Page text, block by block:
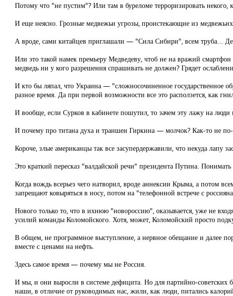
Потому что "не пустим"? Или там в буреломе терроризировать некого,
И еще неясно. Грозные медвежьи угрозы, проистекающие из
А вроде, сами китайцев приглашали — "Сила Сибири", всем труба...
Или это такой намек премьеру Медведеву, чтоб не на вражий
медведь ни у кого разрешения спрашивать не должен? Грядет
И кто бы ляпал, что Украина — "сложносочиненное государственное
разное время. Да при первой возможности все это расползется, как
И вообще, если Сурков в кабинете пошутил, то зачем эту лажу на люди
И почему про титана духа и траншеи Гиркина — молчок? Как-то не по-
Короче, злые американцы так все засупердержавили, что некуда
Это краткий пересказ "валдайской речи" президента Путина.
Когда вождь всерьез чего натворил, вроде аннексии Крыма, а потом
запрещают ковыряться в носу, потом на "телефонной встрече с
Нового только то, что в ихнюю "новороссию", оказывается, уже не
усилий команды Коломойского. Хотя, может, Коломойский просто
В общем, не программное выступление, а нервное обещание и далее
вместе с ценами на нефть.
Здесь самое время — почему мы не Россия.
И мы, и они выросли в системе дефицита. Но для партийно-советских
наши, в отличие от руководимых нас, жили, как люди, питались